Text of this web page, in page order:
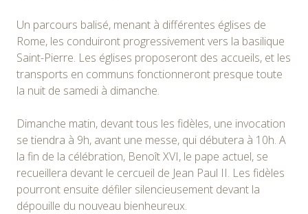
Un parcours balisé, menant à différentes églises de
Rome, les conduiront progressivement vers la basilique
Saint-Pierre. Les églises proposeront des accueils, et les
transports en communs fonctionneront presque toute
la nuit de samedi à dimanche.
Dimanche matin, devant tous les fidèles, une invocation
se tiendra à 9h, avant une messe, qui débutera à 10h. A
la fin de la célébration, Benoît XVI, le pape actuel, se
recueillera devant le cercueil de Jean Paul II. Les fidèles
pourront ensuite défiler silencieusement devant la
dépouille du nouveau bienheureux.